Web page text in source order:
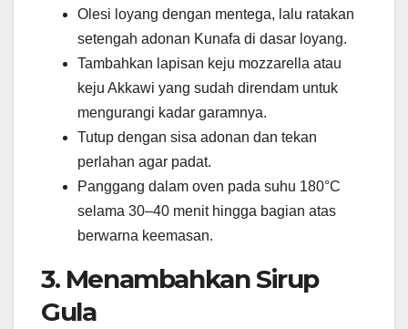
Olesi loyang dengan mentega, lalu ratakan
setengah adonan Kunafa di dasar loyang.
Tambahkan lapisan keju mozzarella atau
keju Akkawi yang sudah direndam untuk
mengurangi kadar garamnya.
Tutup dengan sisa adonan dan tekan
perlahan agar padat.
Panggang dalam oven pada suhu 180°C
selama 30–40 menit hingga bagian atas
berwarna keemasan.
3. Menambahkan Sirup
Gula